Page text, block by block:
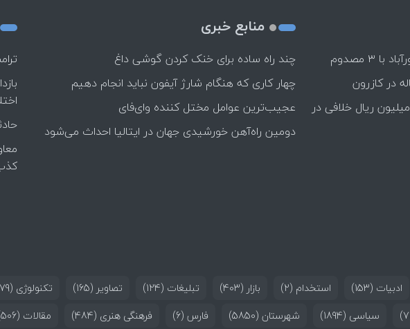
توقیف خودروی ام‌وی‌ام X33 با ۱۳۰ میلیون ریال خلافی در
منابع خبری
چند راه‌ ساده برای خنک کردن گوشی داغ
چهار کاری که هنگام شارژ آیفون نباید انجام دهیم
عجیب‌ترین عوامل مختل کننده وای‌فای
دومین راه‌آهن خورشیدی جهان در ایتالیا احداث می‌شود
ادبیات (153) استخدام (2) بازار (403) تبلیغات (124) تصاویر (165) تکنولوژی (179)
سیاسی (1894) شهرستان (5850) فارس (6) فرهنگی هنری (484) مقالات (506)